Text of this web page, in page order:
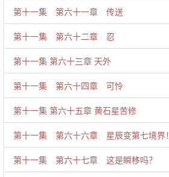
第十一集 第六十一章 传送
第十一集 第六十二章 忍
第十一集 第六十三章 天外
第十一集 第六十四章 可怜
第十一集 第六十五章 黄石星苦修
第十一集 第六十六章 星辰变第七境界！
第十一集 第六十七章 这是瞬移吗？